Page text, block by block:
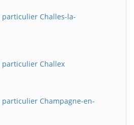
Challes-la-
Challex
Champagne-en-